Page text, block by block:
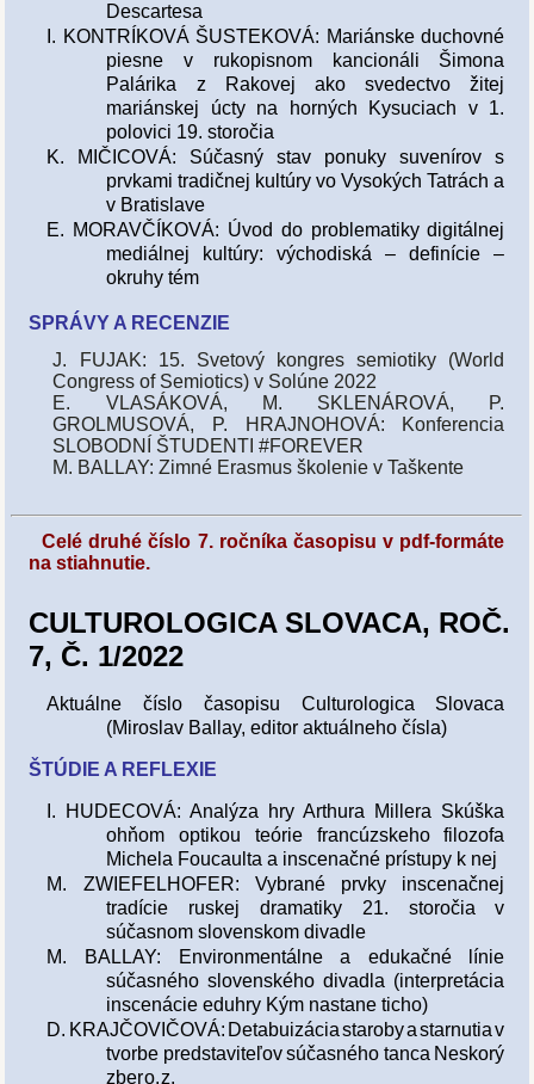
Descartesa
I. KONTRÍKOVÁ ŠUSTEKOVÁ: Mariánske duchovné
piesne v rukopisnom kancionáli Šimona
Palárika z Rakovej ako svedectvo žitej
mariánskej úcty na horných Kysuciach v 1.
polovici 19. storočia
K. MIČICOVÁ: Súčasný stav ponuky suvenírov s
prvkami tradičnej kultúry vo Vysokých Tatrách a
v Bratislave
E. MORAVČÍKOVÁ: Úvod do problematiky digitálnej
mediálnej kultúry: východiská – definície –
okruhy tém
SPRÁVY A RECENZIE
J. FUJAK: 15. Svetový kongres semiotiky (World
Congress of Semiotics) v Solúne 2022
E. VLASÁKOVÁ, M. SKLENÁROVÁ, P.
GROLMUSOVÁ, P. HRAJNOHOVÁ: Konferencia
SLOBODNÍ ŠTUDENTI #FOREVER
M. BALLAY: Zimné Erasmus školenie v Taškente
Celé druhé číslo 7. ročníka časopisu v pdf-formáte
na stiahnutie.
CULTUROLOGICA SLOVACA, ROČ.
7, Č. 1/2022
Aktuálne číslo časopisu Culturologica Slovaca
(Miroslav Ballay, editor aktuálneho čísla)
ŠTÚDIE A REFLEXIE
I. HUDECOVÁ: Analýza hry Arthura Millera Skúška
ohňom optikou teórie francúzskeho filozofa
Michela Foucaulta a inscenačné prístupy k nej
M. ZWIEFELHOFER: Vybrané prvky inscenačnej
tradície ruskej dramatiky 21. storočia v
súčasnom slovenskom divadle
M. BALLAY: Environmentálne a edukačné línie
súčasného slovenského divadla (interpretácia
inscenácie eduhry Kým nastane ticho)
D. KRAJČOVIČOVÁ: Detabuizácia staroby a starnutia v
tvorbe predstaviteľov súčasného tanca Neskorý
zber o. z.